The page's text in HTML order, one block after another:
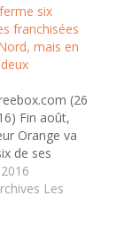
six
franchisées
mais en
(26
Fin août,
Orange va
de ses
dans le
le
Voix du
Les